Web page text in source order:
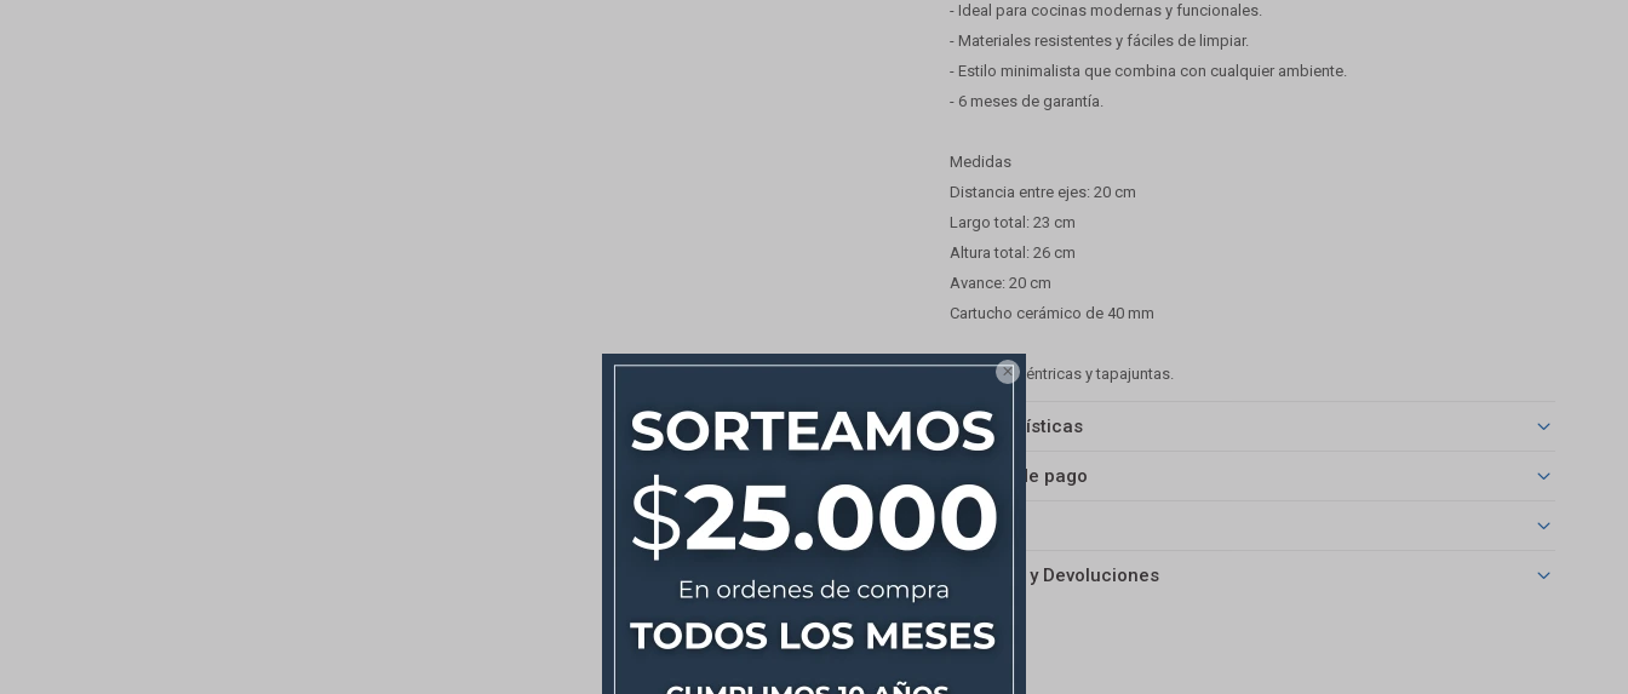

- Ideal para cocinas modernas y funcionales.
- Materiales resistentes y fáciles de limpiar.
- Estilo minimalista que combina con cualquier ambiente.
- 6 meses de garantía.
Medidas
Distancia entre ejes: 20 cm
Largo total: 23 cm
Altura total: 26 cm
Avance: 20 cm
Cartucho cerámico de 40 mm
Incluye excéntricas y tapajuntas.
Características
Medios de pago
Envíos
Cambios y Devoluciones